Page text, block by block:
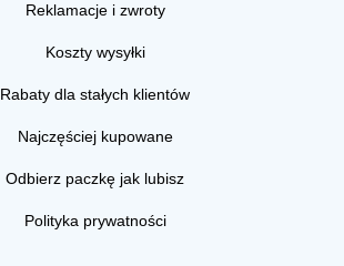
Reklamacje i zwroty
Koszty wysyłki
Rabaty dla stałych klientów
Najczęściej kupowane
Odbierz paczkę jak lubisz
Polityka prywatności